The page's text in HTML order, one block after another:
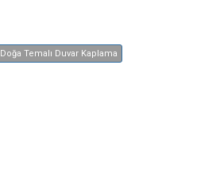
Doğa Temalı Duvar Kaplama